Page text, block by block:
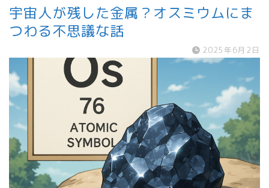
宇宙人が残した金属？オスミウムにま
つわる不思議な話
2025年6月2日